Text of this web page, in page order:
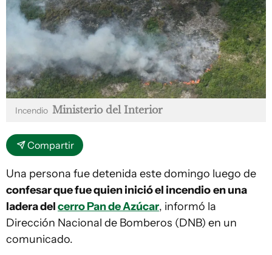
Incendio Ministerio del Interior
Compartir
Una persona fue detenida este domingo luego de
confesar que fue quien inició el incendioen una
ladera delcerro Pan de Azúcar, informó la
Dirección Nacional de Bomberos (DNB) en un
comunicado.